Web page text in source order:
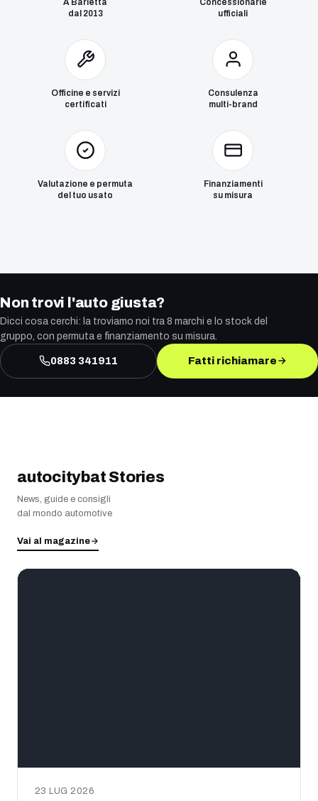
dal 2013
ufficiali
Officine e servizi
certificati
Consulenza
multi-brand
Valutazione e permuta
del tuo usato
Finanziamenti
su misura
Non trovi l'auto giusta?
Dicci cosa cerchi: la troviamo noi tra 8 marchi e lo stock del
gruppo, con permuta e finanziamento su misura.
0883 341911 Fatti richiamare
autocitybat Stories
News, guide e consigli
dal mondo automotive
Vai al magazine
23 LUG 2026